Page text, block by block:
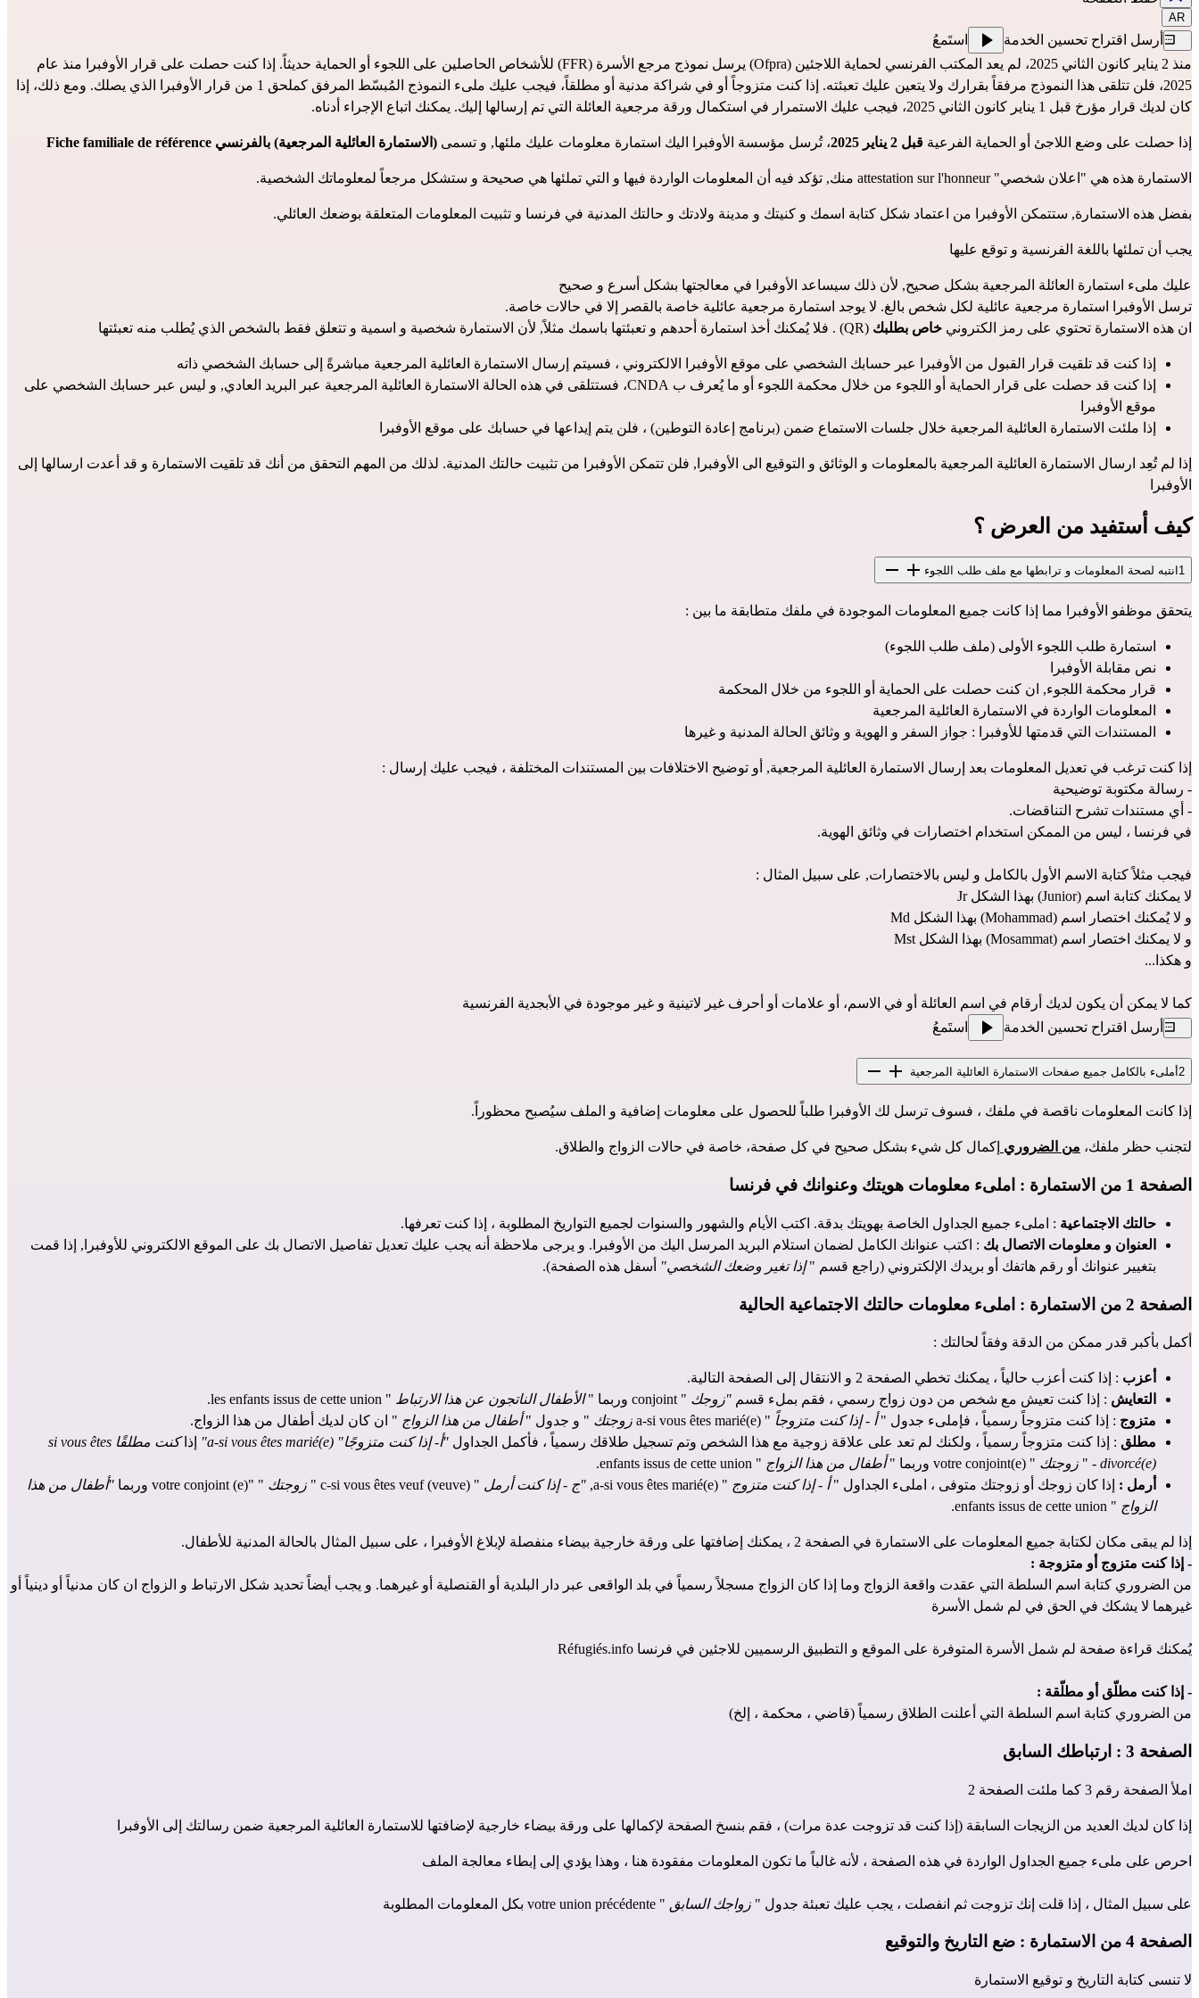
AR
أرسل اقتراح تحسين الخدمة
استَمعُ
كان لديك قرار مؤرخ قبل 1 يناير كانون الثاني 2025، فيجب عليك الاستمرار في استكمال ورقة مرجعية العائلة التي تم إرسالها إليك. يمكنك اتباع الإجراء أدناه.
إذا حصلت على وضع اللاجئ أو الحماية الفرعية قبل 2 يناير 2025 ، تُرسل مؤسسة الأوفبرا اليك استمارة معلومات عليك ملئها, و تسمى (الاستمارة العائلية المرجعية) بالفرنسي Fiche familiale de référence
الاستمارة هذه هي "اعلان شخصي" attestation sur l'honneur منك, تؤكد فيه أن المعلومات الواردة فيها و التي تملئها هي صحيحة و ستشكل مرجعاً لمعلوماتك الشخصية.
بفضل هذه الاستمارة, ستتمكن الأوفبرا من اعتماد شكل كتابة اسمك و كنيتك و مدينة ولادتك و حالتك المدنية في فرنسا و تثبيت المعلومات المتعلقة بوضعك العائلي.
يجب أن تملئها باللغة الفرنسية و توقع عليها
عليك ملىء استمارة العائلة المرجعية بشكل صحيح, لأن ذلك سيساعد الأوفبرا في معالجتها بشكل أسرع و صحيح
ترسل الأوفبرا استمارة مرجعية عائلية لكل شخص بالغ. لا يوجد استمارة مرجعية عائلية خاصة بالقصر إلا في حالات خاصة.
ان هذه الاستمارة تحتوي على رمز الكتروني خاص بطلبك (QR) . فلا يُمكنك أخذ استمارة أحدهم و تعبئتها باسمك مثلاً, لأن الاستمارة شخصية و اسمية و تتعلق فقط بالشخص الذي يُطلب منه تعبئتها
إذا كنت قد تلقيت قرار القبول من الأوفبرا عبر حسابك الشخصي على موقع الأوفبرا الالكتروني ، فسيتم إرسال الاستمارة العائلية المرجعية مباشرةً إلى حسابك الشخصي ذاته
موقع الأوفبرا
إذا ملئت الاستمارة العائلية المرجعية خلال جلسات الاستماع ضمن (برنامج إعادة التوطين) ، فلن يتم إيداعها في حسابك على موقع الأوفبرا
الأوفبرا
كيف أستفيد من العرض ؟
1 انتبه لصحة المعلومات و ترابطها مع ملف طلب اللجوء
يتحقق موظفو الأوفبرا مما إذا كانت جميع المعلومات الموجودة في ملفك متطابقة ما بين :
استمارة طلب اللجوء الأولى (ملف طلب اللجوء)
نص مقابلة الأوفبرا
قرار محكمة اللجوء, ان كنت حصلت على الحماية أو اللجوء من خلال المحكمة
المعلومات الواردة في الاستمارة العائلية المرجعية
المستندات التي قدمتها للأوفبرا : جواز السفر و الهوية و وثائق الحالة المدنية و غيرها
إذا كنت ترغب في تعديل المعلومات بعد إرسال الاستمارة العائلية المرجعية, أو توضيح الاختلافات بين المستندات المختلفة ، فيجب عليك إرسال :
- رسالة مكتوبة توضيحية
- أي مستندات تشرح التناقضات.
في فرنسا ، ليس من الممكن استخدام اختصارات في وثائق الهوية.
فيجب مثلاً كتابة الاسم الأول بالكامل و ليس بالاختصارات, على سبيل المثال :
لا يمكنك كتابة اسم (Junior) بهذا الشكل Jr
و لا يُمكنك اختصار اسم (Mohammad) بهذا الشكل Md
و لا يمكنك اختصار اسم (Mosammat) بهذا الشكل Mst
و هكذا...
كما لا يمكن أن يكون لديك أرقام في اسم العائلة أو في الاسم، أو علامات أو أحرف غير لاتينية و غير موجودة في الأبجدية الفرنسية
أرسل اقتراح تحسين الخدمة
استَمعُ
2 أملىء بالكامل جميع صفحات الاستمارة العائلية المرجعية
إذا كانت المعلومات ناقصة في ملفك ، فسوف ترسل لك الأوفبرا طلباً للحصول على معلومات إضافية و الملف سيُصبح محظوراً.
لتجنب حظر ملفك، من الضروري إكمال كل شيء بشكل صحيح في كل صفحة، خاصة في حالات الزواج والطلاق.
الصفحة 1 من الاستمارة : املىء معلومات هويتك وعنوانك في فرنسا
حالتك الاجتماعية : املىء جميع الجداول الخاصة بهويتك بدقة. اكتب الأيام والشهور والسنوات لجميع التواريخ المطلوبة ، إذا كنت تعرفها.
العنوان و معلومات الاتصال بك : اكتب عنوانك الكامل لضمان استلام البريد المرسل اليك من الأوفبرا. و يرجى ملاحظة أنه يجب عليك تعديل تفاصيل الاتصال بك على الموقع الالكتروني للأوفبرا, إذا قمت
بتغيير عنوانك أو رقم هاتفك أو بريدك الإلكتروني (راجع قسم "إذا تغير وضعك الشخصي" أسفل هذه الصفحة).
الصفحة 2 من الاستمارة : املىء معلومات حالتك الاجتماعية الحالية
أكمل بأكبر قدر ممكن من الدقة وفقاً لحالتك :
أعزب : إذا كنت أعزب حالياً ، يمكنك تخطي الصفحة 2 و الانتقال إلى الصفحة التالية.
التعايش : إذا كنت تعيش مع شخص من دون زواج رسمي ، فقم بملء قسم "زوجك " conjoint وربما " الأطفال الناتجون عن هذا الارتباط " les enfants issus de cette union.
متزوج : إذا كنت متزوجاً رسمياً ، فإملىء جدول "أ - إذا كنت متزوجاً " a-si vous êtes marié(e) زوجتك " و جدول "أطفال من هذا الزواج " ان كان لديك أطفال من هذا الزواج.
مطلق : إذا كنت متزوجاً رسمياً ، ولكنك لم تعد على علاقة زوجية مع هذا الشخص وتم تسجيل طلاقك رسمياً ، فأكمل الجداول "أ- إذا كنت متزوجًا" a-si vous êtes marié(e)" إذا
كنت مطلقًا si vous êtes
divorcé(e)
- " زوجتك " votre conjoint(e) وربما " أطفال من هذا الزواج " enfants issus de cette union.
أرمل : إذا كان زوجك أو زوجتك متوفى ، املىء الجداول "أ - إذا كنت متزوج " a-si vous êtes marié(e), "ج - إذا كنت أرمل " c-si vous êtes veuf (veuve) " زوجتك " "votre conjoint (e) وربما
"أطفال من هذا
الزواج " enfants issus de cette union.
إذا لم يبقى مكان لكتابة جميع المعلومات على الاستمارة في الصفحة 2 ، يمكنك إضافتها على ورقة خارجية بيضاء منفصلة لإبلاغ الأوفبرا ، على سبيل المثال بالحالة المدنية للأطفال.
- إذا كنت متزوج أو متزوجة :
من الضروري كتابة اسم السلطة التي عقدت واقعة الزواج وما إذا كان الزواج مسجلاً رسمياً في بلد الواقعى عبر دار البلدية أو القنصلية أو غيرهما. و يجب أيضاً تحديد شكل الارتباط و الزواج ان كان مدنياً أو دينياً أو
غيرهما لا يشكك في الحق في لم شمل الأسرة
يُمكنك قراءة صفحة لم شمل الأسرة المتوفرة على الموقع و التطبيق الرسميين للاجئين في فرنسا Réfugiés.info
- إذا كنت مطلّق أو مطلّقة :
من الضروري كتابة اسم السلطة التي أعلنت الطلاق رسمياً (قاضي ، محكمة ، إلخ)
الصفحة 3 : ارتباطك السابق
املأ الصفحة رقم 3 كما ملئت الصفحة 2
إذا كان لديك العديد من الزيجات السابقة (إذا كنت قد تزوجت عدة مرات) ، فقم بنسخ الصفحة لإكمالها على ورقة بيضاء خارجية لإضافتها للاستمارة العائلية المرجعية ضمن رسالتك إلى الأوفبرا
احرص على ملىء جميع الجداول الواردة في هذه الصفحة ، لأنه غالباً ما تكون المعلومات مفقودة هنا ، وهذا يؤدي إلى إبطاء معالجة الملف
على سبيل المثال ، إذا قلت إنك تزوجت ثم انفصلت ، يجب عليك تعبئة جدول " زواجك السابق " votre union précédente بكل المعلومات المطلوبة
الصفحة 4 من الاستمارة : ضع التاريخ والتوقيع
لا تنسى كتابة التاريخ و توقيع الاستمارة